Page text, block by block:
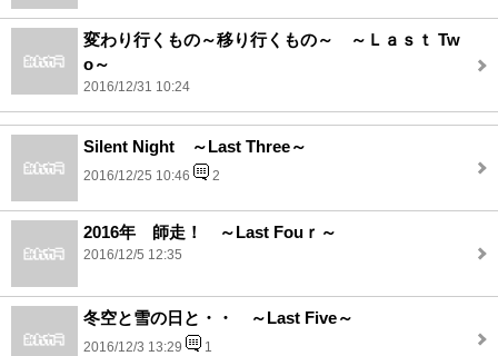
変わり行くもの～移り行くもの～ ～Ｌａｓｔ Tw
o～
2016/12/31 10:24
Silent Night ～Last Three～
2016/12/25 10:46 2
2016年 師走！ ～Last Fouｒ～
2016/12/5 12:35
冬空と雪の日と・・ ～Last Five～
2016/12/3 13:29 1